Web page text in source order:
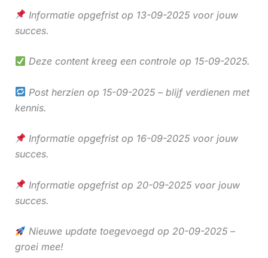
Informatie opgefrist op 13-09-2025 voor jouw
succes.
Deze content kreeg een controle op 15-09-2025.
Post herzien op 15-09-2025 – blijf verdienen met
kennis.
Informatie opgefrist op 16-09-2025 voor jouw
succes.
Informatie opgefrist op 20-09-2025 voor jouw
succes.
Nieuwe update toegevoegd op 20-09-2025 –
groei mee!